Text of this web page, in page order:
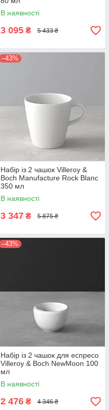
В наявності
3 095 ₴ 5 433 ₴
–43%
Набір із 2 чашок Villeroy &
Boch Manufacture Rock Blanc
350 мл
В наявності
3 347 ₴ 5 875 ₴
–43%
Набір із 2 чашок для еспресо
Villeroy & Boch NewMoon 100
мл
В наявності
2 476 ₴ 4 346 ₴